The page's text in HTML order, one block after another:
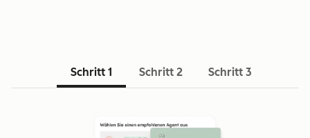
Schritt 1 Schritt 2 Schritt 3